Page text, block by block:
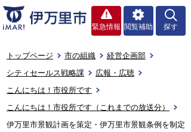
緊急情報 閲覧補助 探す
トップページ 市の組織
経営企画部
シティセールス戦略課
広報・広聴
こんにちは！市役所です
こんにちは！市役所です（これまでの放送分）
伊万里市景観計画を策定・伊万里市景観条例を制定